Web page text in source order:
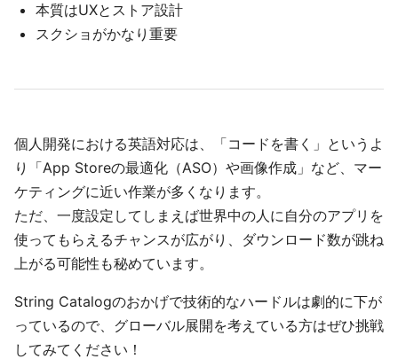
本質はUXとストア設計
スクショがかなり重要
個人開発における英語対応は、「コードを書く」というよ
り「App Storeの最適化（ASO）や画像作成」など、マー
ケティングに近い作業が多くなります。
ただ、一度設定してしまえば世界中の人に自分のアプリを
使ってもらえるチャンスが広がり、ダウンロード数が跳ね
上がる可能性も秘めています。
String Catalogのおかげで技術的なハードルは劇的に下が
っているので、グローバル展開を考えている方はぜひ挑戦
してみてください！